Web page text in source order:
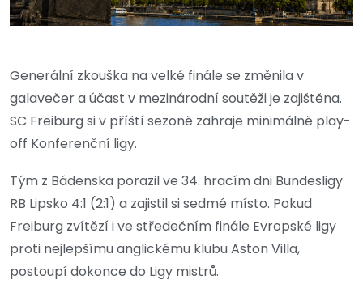
Generální zkouška na velké finále se změnila v
galavečer a účast v mezinárodní soutěži je zajištěna.
SC Freiburg si v příští sezoně zahraje minimálně play-
off Konferenční ligy.
Tým z Bádenska porazil ve 34. hracím dni Bundesligy
RB Lipsko 4:1 (2:1) a zajistil si sedmé místo. Pokud
Freiburg zvítězí i ve středečním finále Evropské ligy
proti nejlepšímu anglickému klubu Aston Villa,
postoupí dokonce do Ligy mistrů.